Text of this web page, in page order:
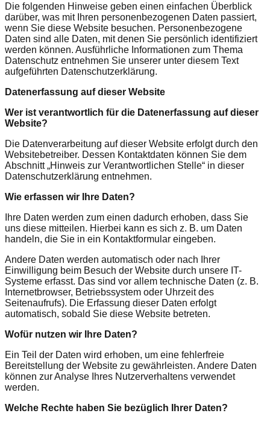
Die folgenden Hinweise geben einen einfachen Überblick
darüber, was mit Ihren personenbezogenen Daten passiert,
wenn Sie diese Website besuchen. Personenbezogene
Daten sind alle Daten, mit denen Sie persönlich identifiziert
werden können. Ausführliche Informationen zum Thema
Datenschutz entnehmen Sie unserer unter diesem Text
aufgeführten Datenschutzerklärung.
Datenerfassung auf dieser Website
Wer ist verantwortlich für die Datenerfassung auf dieser
Website?
Die Datenverarbeitung auf dieser Website erfolgt durch den
Websitebetreiber. Dessen Kontaktdaten können Sie dem
Abschnitt „Hinweis zur Verantwortlichen Stelle“ in dieser
Datenschutzerklärung entnehmen.
Wie erfassen wir Ihre Daten?
Ihre Daten werden zum einen dadurch erhoben, dass Sie
uns diese mitteilen. Hierbei kann es sich z. B. um Daten
handeln, die Sie in ein Kontaktformular eingeben.
Andere Daten werden automatisch oder nach Ihrer
Einwilligung beim Besuch der Website durch unsere IT-
Systeme erfasst. Das sind vor allem technische Daten (z. B.
Internetbrowser, Betriebssystem oder Uhrzeit des
Seitenaufrufs). Die Erfassung dieser Daten erfolgt
automatisch, sobald Sie diese Website betreten.
Wofür nutzen wir Ihre Daten?
Ein Teil der Daten wird erhoben, um eine fehlerfreie
Bereitstellung der Website zu gewährleisten. Andere Daten
können zur Analyse Ihres Nutzerverhaltens verwendet
werden.
Welche Rechte haben Sie bezüglich Ihrer Daten?